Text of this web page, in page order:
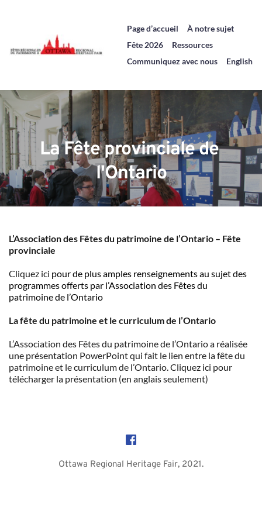
Page d’accueil
À notre sujet
Fête 2026
Ressources
Communiquez avec nous
English
La Fête provinciale de
l'Ontario
L’Association des Fêtes du patrimoine de l’Ontario – Fête
provinciale
Cliquez ici pour de plus amples renseignements au sujet des
programmes offerts par l’Association des Fêtes du
patrimoine de l’Ontario
La fête du patrimoine et le curriculum de l’Ontario
L’Association des Fêtes du patrimoine de l’Ontario a réalisée
une présentation PowerPoint qui fait le lien entre la fête du
patrimoine et le curriculum de l’Ontario. Cliquez ici pour
télécharger la présentation (en anglais seulement)
Ottawa Regional Heritage Fair, 2021.